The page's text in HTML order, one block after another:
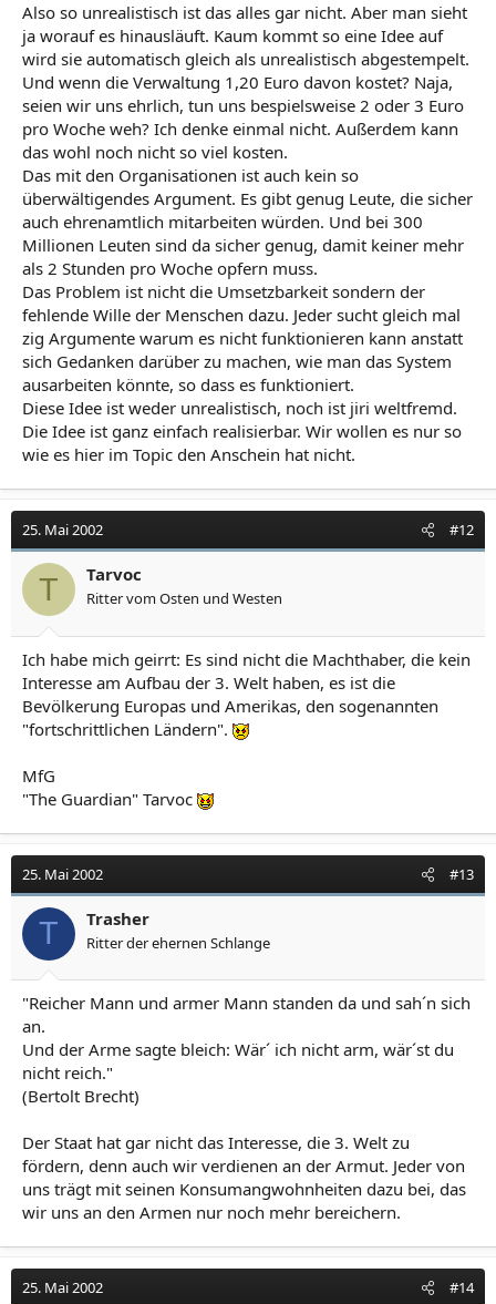
Also so unrealistisch ist das alles gar nicht. Aber man sieht
ja worauf es hinausläuft. Kaum kommt so eine Idee auf
wird sie automatisch gleich als unrealistisch abgestempelt.
Und wenn die Verwaltung 1,20 Euro davon kostet? Naja,
seien wir uns ehrlich, tun uns bespielsweise 2 oder 3 Euro
pro Woche weh? Ich denke einmal nicht. Außerdem kann
das wohl noch nicht so viel kosten.
Das mit den Organisationen ist auch kein so
überwältigendes Argument. Es gibt genug Leute, die sicher
auch ehrenamtlich mitarbeiten würden. Und bei 300
Millionen Leuten sind da sicher genug, damit keiner mehr
als 2 Stunden pro Woche opfern muss.
Das Problem ist nicht die Umsetzbarkeit sondern der
fehlende Wille der Menschen dazu. Jeder sucht gleich mal
zig Argumente warum es nicht funktionieren kann anstatt
sich Gedanken darüber zu machen, wie man das System
ausarbeiten könnte, so dass es funktioniert.
Diese Idee ist weder unrealistisch, noch ist jiri weltfremd.
Die Idee ist ganz einfach realisierbar. Wir wollen es nur so
wie es hier im Topic den Anschein hat nicht.
25. Mai 2002 #12
T Tarvoc
Ritter vom Osten und Westen
Ich habe mich geirrt: Es sind nicht die Machthaber, die kein
Interesse am Aufbau der 3. Welt haben, es ist die
Bevölkerung Europas und Amerikas, den sogenannten
"fortschrittlichen Ländern".
MfG
"The Guardian" Tarvoc
25. Mai 2002 #13
T Trasher
Ritter der ehernen Schlange
"Reicher Mann und armer Mann standen da und sah´n sich
an.
Und der Arme sagte bleich: Wär´ ich nicht arm, wär´st du
nicht reich."
(Bertolt Brecht)
Der Staat hat gar nicht das Interesse, die 3. Welt zu
fördern, denn auch wir verdienen an der Armut. Jeder von
uns trägt mit seinen Konsumangwohnheiten dazu bei, das
wir uns an den Armen nur noch mehr bereichern.
25. Mai 2002 #14